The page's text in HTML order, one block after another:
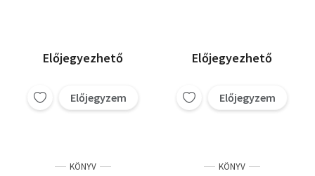
Előjegyezhető
Előjegyzem
Előjegyezhető
Előjegyzem
KÖNYV KÖNYV